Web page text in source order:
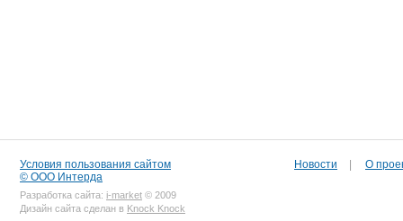
Условия пользования сайтом
© ООО Интерда
Разработка сайта: i-market © 2009
Дизайн сайта сделан в Knock Knock
Новости О